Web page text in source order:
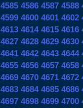
4585 4586 4587 4588
4599 4600 4601 4602
4613 4614 4615 4616
4627 4628 4629 4630
4641 4642 4643 4644
4655 4656 4657 4658
4669 4670 4671 4672
4683 4684 4685 4686
4697 4698 4699 4700